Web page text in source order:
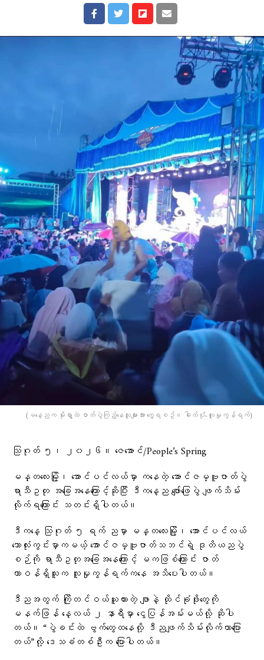
(မနေ့ညက မိုးရွာထဲ ဇာတ်ပွဲကြည့်နေသူများအား တွေ့ရစဥ်။ ဓါတ်ပုံံ-လူမှုကွန်ရက်)
သြဂုတ် ၅၊ ၂၀၂၆။ ဇေအောင်/People’s Spring
မန္တလေးမြို့၊ အောင်ပင်လယ်မှာ ကနေတဲ့ အောင်ဇမ္ဗူဇာတ်ပွဲ
ရာသီဥတု အခြေအနေကြောင့်ဆိုပြီး ဒီကနေ့ည ဖျော်ဖြေပွဲ ဖျက်သိမ်း
လိုက်ရကြောင်း သတင်းရှိပါတယ်။
ဒီကနေ့ သြဂုတ် ၅ ရက် ညမှာ မန္တလေးမြို့၊ အောင်ပင်လယ်
ဘောလုံးကွင်းမှာကမယ့် အောင်ဇမ္ဗူဇာတ်သဘင်ရဲ့ ဒုတိယညပွဲ
စဉ်ကို ရာသီဥတုအခြေအနေကြောင့် မကဖြစ်ကြောင်း ဇာတ်
တာဝန်ရှိသူက လူမှုကွန်ရက်ကနေ အသိပေးပါတယ်။
ဒီညအတွက် ကြိုတင်ဝယ်ယူထားတဲ့ ဖျာနဲ့ ထိုင်ခုံဖိုးတွေကို
မနက်ဖြန် နေ့လယ် ၂ နာရီမှာ ငွေပြန်အမ်းမယ်လို့ ဆိုပါ
တယ်။ “ပွဲခင်းထဲ ဗွက်တွေထနေလို့ ဒီညဖျက်သိမ်းလိုက်တာပြော
တယ်”လို့ ဒေသခံတစ်ဦးက ပြောပါတယ်။